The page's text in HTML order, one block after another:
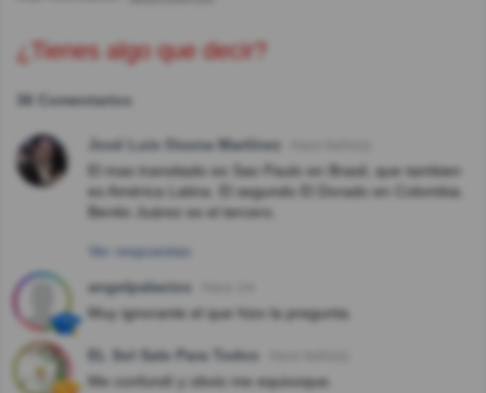
¿Tienes algo que decir?
36 Comentarios
José Luis Osuna Martínez
El mas transitado es Sao Paulo en Brasil, que tambien
es América Latina. El segundo El Dorado en Colombia.
Benito Juárez es el tercero.
Ver respuestas
angelpalacios
Muy ignorante el que hizo la pregunta.
EL Sol Sale Para Todos
Me confundí y obvio me equivoque.